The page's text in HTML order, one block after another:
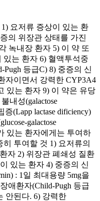
요저류 증상이 있는 환
의 위장관 상태를 가진
녹내장 환자 5) 이 약 또
는 환자 6) 혈액투석중
등급C) 8) 중증의 신
자이면서 강력한 CYP3A4
있는 환자 9) 이 약은 유당
내성(galactose
(Lapp lactase dificiency)
galactose
있는 환자에게는 투여하
투여할 것 1) 요저류의
자 2) 위장관 폐쇄성 질환
있는 환자 4) 중증의 신
: 1일 최대용량 5mg을
애환자(Child-Pugh 등급
안된다. 6) 강력한